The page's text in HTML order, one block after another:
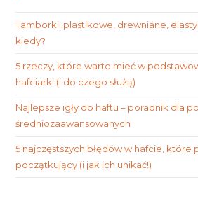
Tamborki: plastikowe, drewniane,
kiedy?
5 rzeczy, które warto mieć w
hafciarki (i do czego służą)
Najlepsze igły do haftu – poradnik dla
średniozaawansowanych
5 najczęstszych błędów w hafcie, które
początkujący (i jak ich unikać!)